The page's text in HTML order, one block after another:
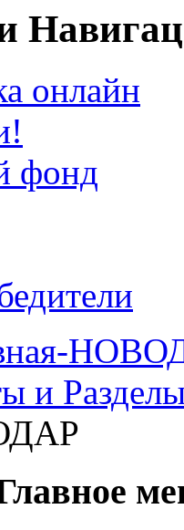
онлайн
фонд
и